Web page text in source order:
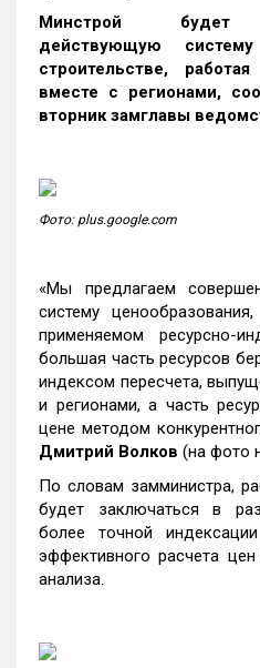
Минстрой будет
действующую
строительстве,
вместе с регионами,
вторник замглавы
Фото: plus.google.com
«Мы предлагаем
систему
применяемом ресурсно-
большая часть ресурсов
индексом пересчета,
и регионами, а часть
цене методом
Дмитрий Волков (на фото
По словам замминистра,
будет заключаться в
более точной
эффективного расчета
анализа.